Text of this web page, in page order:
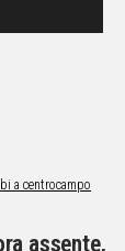
assente,